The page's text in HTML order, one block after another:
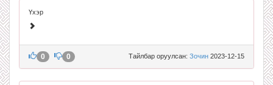
Үхэр
Тайлбар оруулсан: Зочин 2023-12-15
0 0